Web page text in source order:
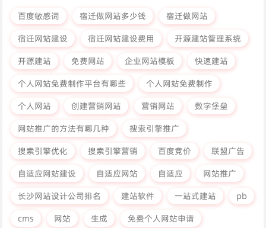
百度敏感词 宿迁做网站多少钱
宿迁做网站
宿迁网站建设
宿迁网站建设费用
开源建站管理系统
开源建站
免费网站 企业网站模板
快速建站
个人网站免费制作平台有哪些
个人网站免费制作
个人网站
创建营销网站 营销网站
数字堡垒
网站推广的方法有哪几种
搜索引擎推广
搜索引擎优化
搜索引擎营销 百度竞价
联盟广告
自适应网站建设
自适应网站 自适应
网站推广
长沙网站设计公司排名
建站软件 一站式建站
pb
cms
网站 生成
免费个人网站申请